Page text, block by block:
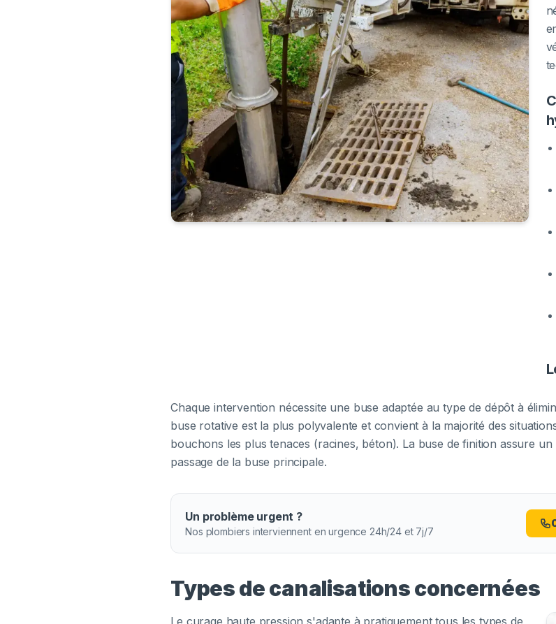
Chaque intervention nécessite une buse adaptée au type de dépôt à
buse rotative est la plus polyvalente et convient à la majorité des
bouchons les plus tenaces (racines, béton). La buse de finition assure
passage de la buse principale.
Un problème urgent ?
Nos plombiers interviennent en urgence 24h/24 et 7j/7
Types de canalisations concernées
Le curage haute pression s'adapte à pratiquement tous les types de